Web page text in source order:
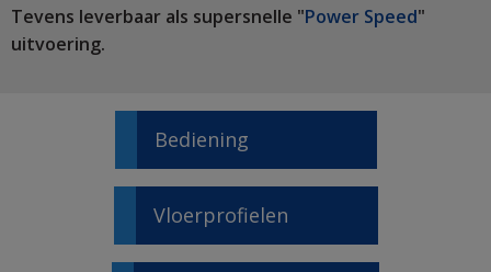
Tevens leverbaar als supersnelle "Power Speed"
uitvoering.
Bediening
Vloerprofielen